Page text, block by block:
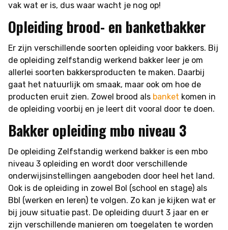
vak wat er is, dus waar wacht je nog op!
Opleiding brood- en banketbakker
Er zijn verschillende soorten opleiding voor bakkers. Bij
de opleiding zelfstandig werkend bakker leer je om
allerlei soorten bakkersproducten te maken. Daarbij
gaat het natuurlijk om smaak, maar ook om hoe de
producten eruit zien. Zowel brood als banket komen in
de opleiding voorbij en je leert dit vooral door te doen.
Bakker opleiding mbo niveau 3
De opleiding Zelfstandig werkend bakker is een mbo
niveau 3 opleiding en wordt door verschillende
onderwijsinstellingen aangeboden door heel het land.
Ook is de opleiding in zowel Bol (school en stage) als
Bbl (werken en leren) te volgen. Zo kan je kijken wat er
bij jouw situatie past. De opleiding duurt 3 jaar en er
zijn verschillende manieren om toegelaten te worden